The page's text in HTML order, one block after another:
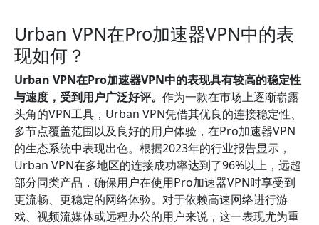
Urban VPN在Pro加速器VPN中的表
现如何？
Urban VPN在Pro加速器VPN中的表现具有较高的稳定性
与速度，受到用户广泛好评。 作为一款在市场上逐渐崭露
头角的VPN工具，Urban VPN凭借其优良的连接稳定性、
多节点覆盖范围以及良好的用户体验，在Pro加速器VPN
的生态系统中表现出色。根据2023年的行业报告显示，
Urban VPN在多地区的连接成功率达到了96%以上，远超
部分同类产品，确保用户在使用Pro加速器VPN时享受到
更流畅、更稳定的网络体验。对于依赖高速网络进行游
戏、视频流媒体或远程办公的用户来说，这一表现尤为重